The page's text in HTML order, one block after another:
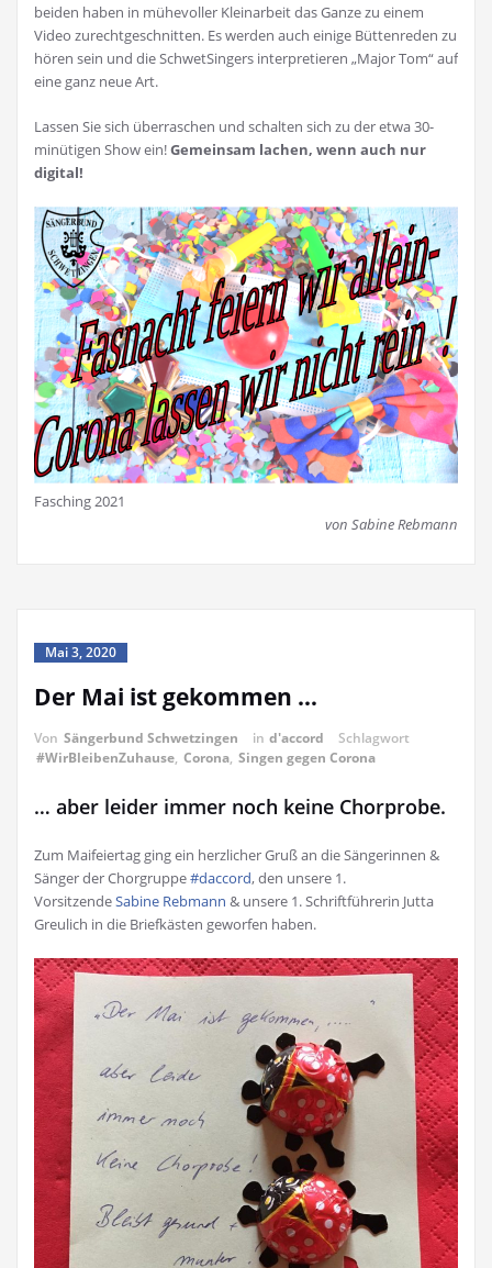
beiden haben in mühevoller Kleinarbeit das Ganze zu einem
Video zurechtgeschnitten. Es werden auch einige Büttenreden zu
hören sein und die SchwetSingers interpretieren „Major Tom“ auf
eine ganz neue Art.
Lassen Sie sich überraschen und schalten sich zu der etwa 30-
minütigen Show ein!Gemeinsam lachen, wenn auch nur
digital!
Fasching 2021
von Sabine Rebmann
Mai 3, 2020
Der Mai ist gekommen …
Von Sängerbund Schwetzingen in d'accord
Schlagwort
#WirBleibenZuhause, Corona, Singen gegen Corona
… aber leider immer noch keine Chorprobe.
Zum Maifeiertag ging ein herzlicher Gruß an die Sängerinnen &
Sänger der Chorgruppe#daccord, den unsere 1.
VorsitzendeSabine Rebmann & unsere 1. Schriftführerin Jutta
Greulich in die Briefkästen geworfen haben.